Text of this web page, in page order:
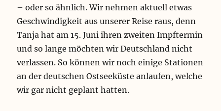
– oder so ähnlich. Wir nehmen aktuell etwas
Geschwindigkeit aus unserer Reise raus, denn
Tanja hat am 15. Juni ihren zweiten Impftermin
und so lange möchten wir Deutschland nicht
verlassen. So können wir noch einige Stationen
an der deutschen Ostseeküste anlaufen, welche
wir gar nicht geplant hatten.